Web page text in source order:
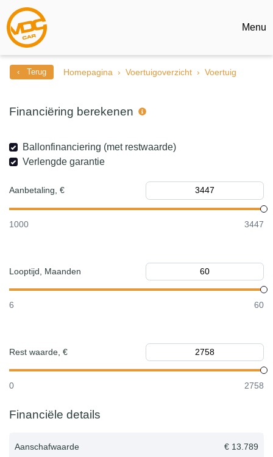
Menu
‹ Terug Homepagina Voertuigoverzicht Voertuig
Financiëring berekenen
Ballonfinanciering (met restwaarde)
Verlengde garantie
Aanbetaling, €
1000 3447
Looptijd, Maanden
6 60
Rest waarde, €
0 2758
Financiële details
Aanschafwaarde € 13.789